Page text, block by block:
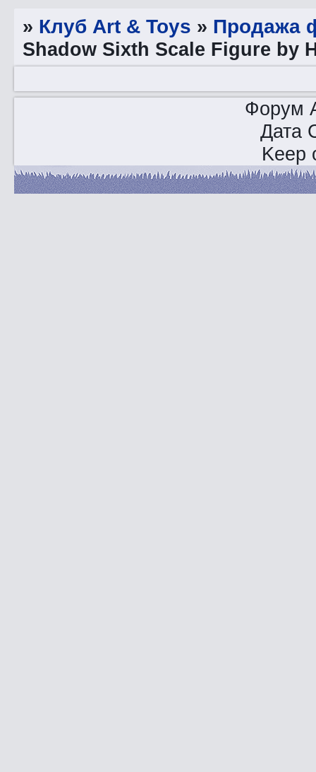
» Клуб Art & Toys » Продажа
Shadow Sixth Scale Figure by
Форум
Дата
Keep